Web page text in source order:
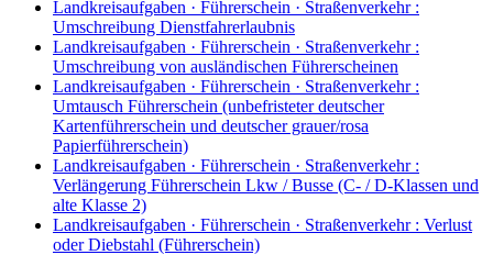
Landkreisaufgaben · Führerschein · Straßenverkehr :
Umschreibung Dienstfahrerlaubnis
Landkreisaufgaben · Führerschein · Straßenverkehr :
Umschreibung von ausländischen Führerscheinen
Landkreisaufgaben · Führerschein · Straßenverkehr :
Umtausch Führerschein (unbefristeter deutscher
Kartenführerschein und deutscher grauer/rosa
Papierführerschein)
Landkreisaufgaben · Führerschein · Straßenverkehr :
Verlängerung Führerschein Lkw / Busse (C- / D-Klassen und
alte Klasse 2)
Landkreisaufgaben · Führerschein · Straßenverkehr : Verlust
oder Diebstahl (Führerschein)